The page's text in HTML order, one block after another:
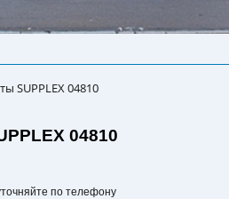
SUPPLEX 04810
04810
по телефону